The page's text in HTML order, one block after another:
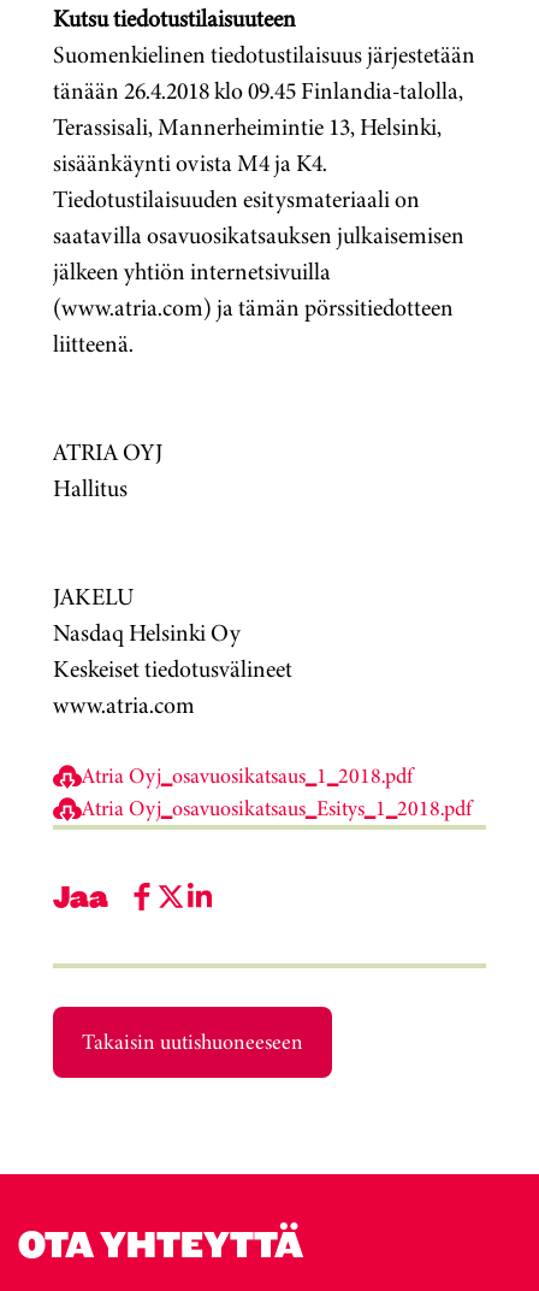
Kutsu tiedotustilaisuuteen
Suomenkielinen tiedotustilaisuus järjestetään
tänään 26.4.2018 klo 09.45 Finlandia-talolla,
Terassisali, Mannerheimintie 13, Helsinki,
sisäänkäynti ovista M4 ja K4.
Tiedotustilaisuuden esitysmateriaali on
saatavilla osavuosikatsauksen julkaisemisen
jälkeen yhtiön internetsivuilla
(www.atria.com) ja tämän pörssitiedotteen
liitteenä.
ATRIA OYJ
Hallitus
JAKELU
Nasdaq Helsinki Oy
Keskeiset tiedotusvälineet
www.atria.com
Atria Oyj_osavuosikatsaus_1_2018.pdf
Atria Oyj_osavuosikatsaus_Esitys_1_2018.pdf
Jaa
Takaisin uutishuoneeseen
OTA YHTEYTTÄ